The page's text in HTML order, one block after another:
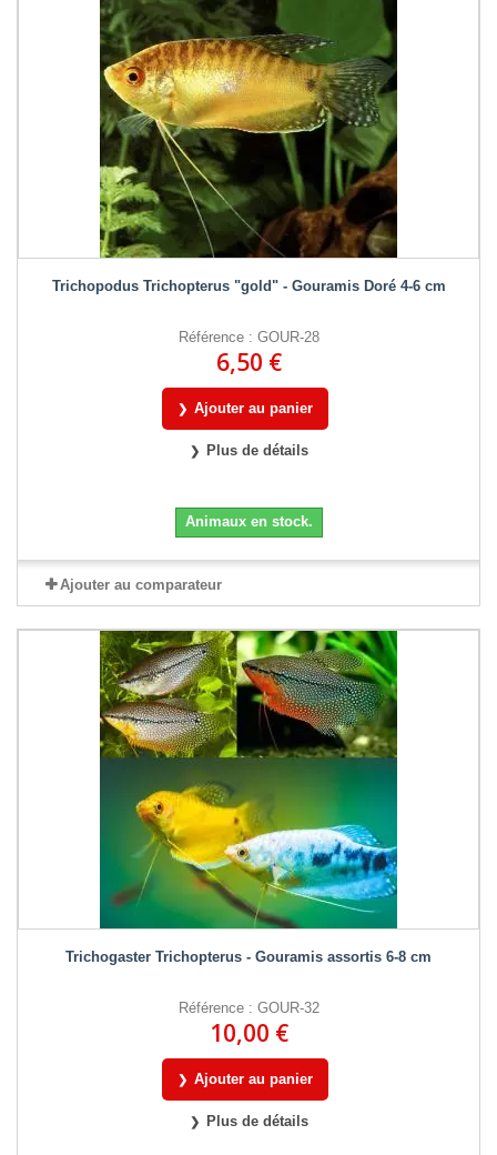
Trichopodus Trichopterus "gold" - Gouramis Doré 4-6 cm
Référence : GOUR-28
6,50 €
Ajouter au panier
Plus de détails
Animaux en stock.
Ajouter au comparateur
Trichogaster Trichopterus - Gouramis assortis 6-8 cm
Référence : GOUR-32
10,00 €
Ajouter au panier
Plus de détails